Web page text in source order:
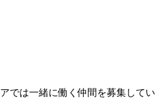
では一緒に働く仲間を募集してい